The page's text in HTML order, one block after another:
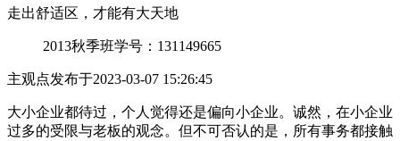
走出舒适区，才能有大天地
2013秋季班学号：131149665
主观点发布于2023-03-07 15:26:45
大小企业都待过，个人觉得还是偏向小企业。诚然，在小企业
过多的受限与老板的观念。但不可否认的是，所有事务都接触